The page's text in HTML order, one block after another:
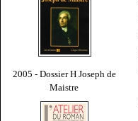
2005 - Dossier H Joseph de
Maistre